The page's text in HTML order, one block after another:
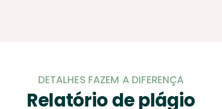
DETALHES FAZEM A DIFERENÇA
Relatório de plágio